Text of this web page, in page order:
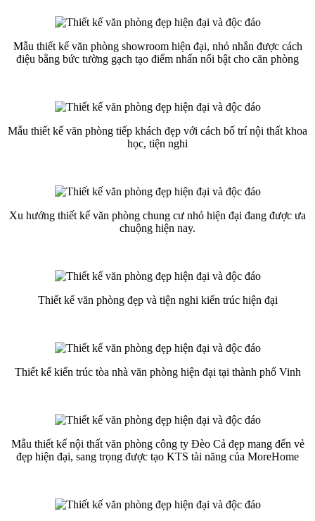
Mẫu thiết kế văn phòng showroom hiện đại, nhỏ nhắn được cách
điệu bằng bức tường gạch tạo điểm nhấn nổi bật cho căn phòng
Mẫu thiết kế văn phòng tiếp khách đẹp với cách bố trí nội thất khoa
học, tiện nghi
Xu hướng thiết kế văn phòng chung cư nhỏ hiện đại đang được ưa
chuộng hiện nay.
Thiết kế văn phòng đẹp và tiện nghi kiến trúc hiện đại
Thiết kế kiến trúc tòa nhà văn phòng hiện đại tại thành phố Vinh
Mẫu thiết kế nội thất văn phòng công ty Đèo Cả đẹp mang đến vẻ
đẹp hiện đại, sang trọng được tạo KTS tài năng của MoreHome